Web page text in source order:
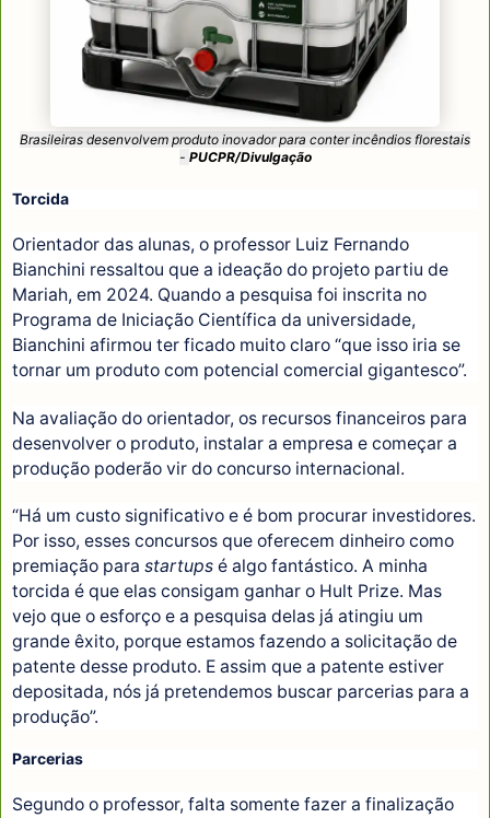
Brasileiras desenvolvem produto inovador para conter incêndios florestais
- PUCPR/Divulgação
Torcida
Orientador das alunas, o professor Luiz Fernando
Bianchini ressaltou que a ideação do projeto partiu de
Mariah, em 2024. Quando a pesquisa foi inscrita no
Programa de Iniciação Científica da universidade,
Bianchini afirmou ter ficado muito claro “que isso iria se
tornar um produto com potencial comercial gigantesco”.
Na avaliação do orientador, os recursos financeiros para
desenvolver o produto, instalar a empresa e começar a
produção poderão vir do concurso internacional.
“Há um custo significativo e é bom procurar investidores.
Por isso, esses concursos que oferecem dinheiro como
premiação para startups é algo fantástico. A minha
torcida é que elas consigam ganhar o Hult Prize. Mas
vejo que o esforço e a pesquisa delas já atingiu um
grande êxito, porque estamos fazendo a solicitação de
patente desse produto. E assim que a patente estiver
depositada, nós já pretendemos buscar parcerias para a
produção”.
Parcerias
Segundo o professor, falta somente fazer a finalização